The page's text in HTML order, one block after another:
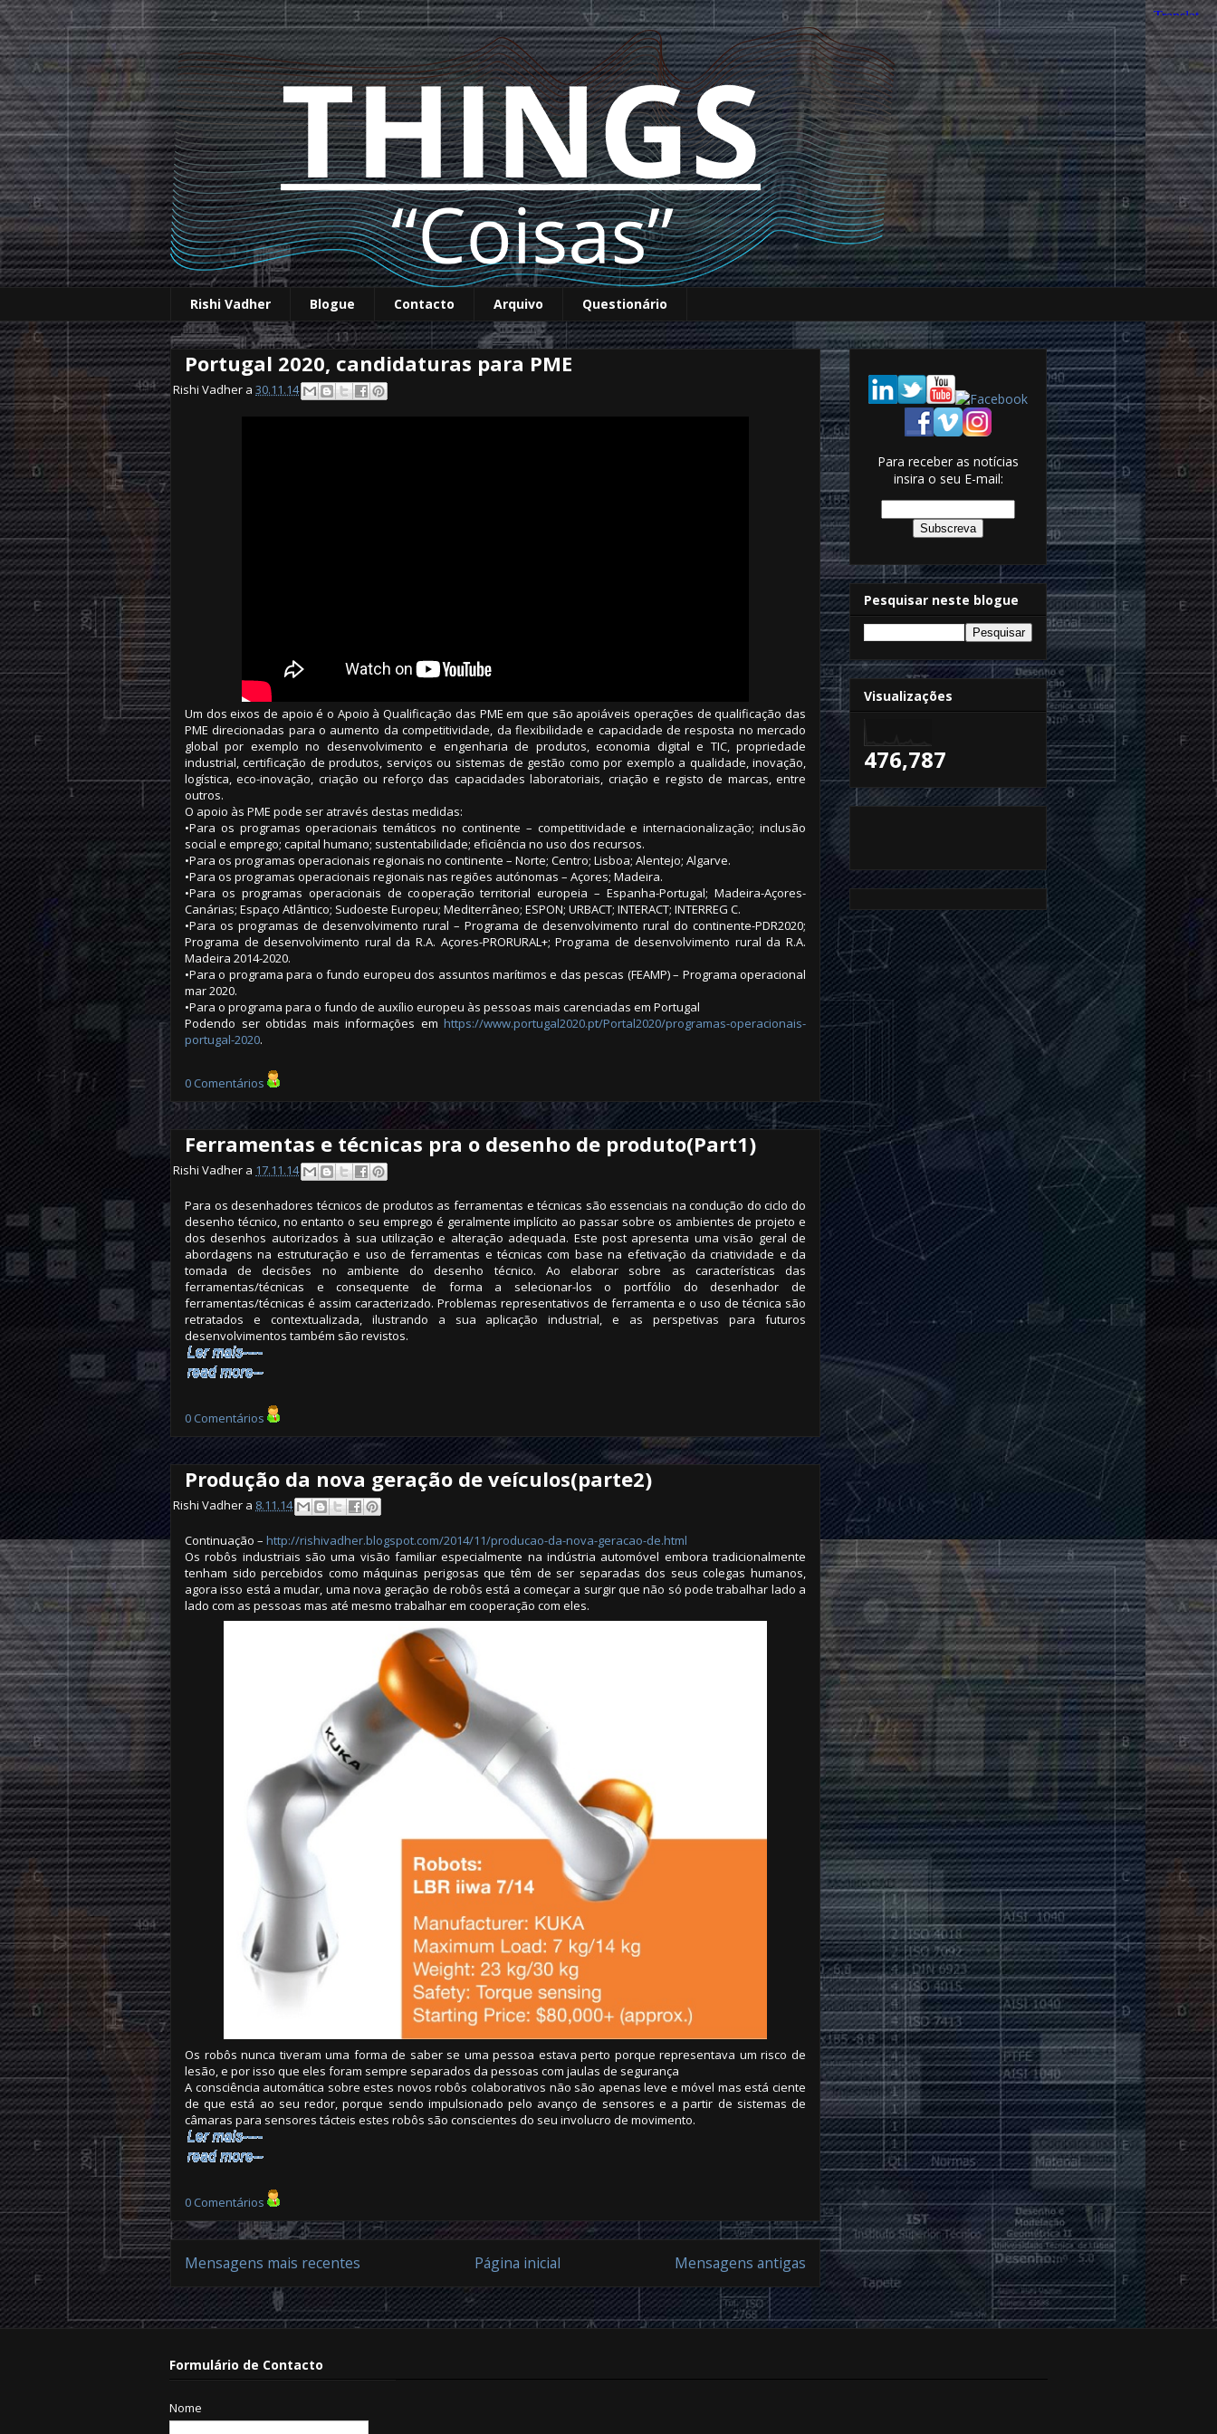
Rishi Vadher Blogue Contacto Arquivo Questionário
Portugal 2020, candidaturas para PME
Rishi Vadher a 30.11.14
Um dos eixos de apoio é o Apoio à Qualificação das PME em que são apoiáveis operações de qualificação das
PME direcionadas para o aumento da competitividade, da flexibilidade e capacidade de resposta no mercado
global por exemplo no desenvolvimento e engenharia de produtos, economia digital e TIC, propriedade
industrial, certificação de produtos, serviços ou sistemas de gestão como por exemplo a qualidade, inovação,
logística, eco-inovação, criação ou reforço das capacidades laboratoriais, criação e registo de marcas, entre
outros.
O apoio às PME pode ser através destas medidas:
•Para os programas operacionais temáticos no continente – competitividade e internacionalização; inclusão
social e emprego; capital humano; sustentabilidade; eficiência no uso dos recursos.
•Para os programas operacionais regionais no continente – Norte; Centro; Lisboa; Alentejo; Algarve.
•Para os programas operacionais regionais nas regiões autónomas – Açores; Madeira.
•Para os programas operacionais de cooperação territorial europeia – Espanha-Portugal; Madeira-Açores-
Canárias; Espaço Atlântico; Sudoeste Europeu; Mediterrâneo; ESPON; URBACT; INTERACT; INTERREG C.
•Para os programas de desenvolvimento rural – Programa de desenvolvimento rural do continente-PDR2020;
Programa de desenvolvimento rural da R.A. Açores-PRORURAL+; Programa de desenvolvimento rural da R.A.
Madeira 2014-2020.
•Para o programa para o fundo europeu dos assuntos marítimos e das pescas (FEAMP) – Programa operacional
mar 2020.
•Para o programa para o fundo de auxílio europeu às pessoas mais carenciadas em Portugal
Podendo ser obtidas mais informações em https://www.portugal2020.pt/Portal2020/programas-operacionais-
portugal-2020.
0 Comentários
Ferramentas e técnicas pra o desenho de produto(Part1)
Rishi Vadher a 17.11.14
Para os desenhadores técnicos de produtos as ferramentas e técnicas são essenciais na condução do ciclo do
desenho técnico, no entanto o seu emprego é geralmente implícito ao passar sobre os ambientes de projeto e
dos desenhos autorizados à sua utilização e alteração adequada. Este post apresenta uma visão geral de
abordagens na estruturação e uso de ferramentas e técnicas com base na efetivação da criatividade e da
tomada de decisões no ambiente do desenho técnico. Ao elaborar sobre as características das
ferramentas/técnicas e consequente de forma a selecionar-los o portfólio do desenhador de
ferramentas/técnicas é assim caracterizado. Problemas representativos de ferramenta e o uso de técnica são
retratados e contextualizada, ilustrando a sua aplicação industrial, e as perspetivas para futuros
desenvolvimentos também são revistos.
0 Comentários
Produção da nova geração de veículos(parte2)
Rishi Vadher a 8.11.14
Continuação – http://rishivadher.blogspot.com/2014/11/producao-da-nova-geracao-de.html
Os robôs industriais são uma visão familiar especialmente na indústria automóvel embora tradicionalmente
tenham sido percebidos como máquinas perigosas que têm de ser separadas dos seus colegas humanos,
agora isso está a mudar, uma nova geração de robôs está a começar a surgir que não só pode trabalhar lado a
lado com as pessoas mas até mesmo trabalhar em cooperação com eles.
Os robôs nunca tiveram uma forma de saber se uma pessoa estava perto porque representava um risco de
lesão, e por isso que eles foram sempre separados da pessoas com jaulas de segurança
A consciência automática sobre estes novos robôs colaborativos não são apenas leve e móvel mas está ciente
de que está ao seu redor, porque sendo impulsionado pelo avanço de sensores e a partir de sistemas de
câmaras para sensores tácteis estes robôs são conscientes do seu involucro de movimento.
0 Comentários
Mensagens mais recentes Mensagens antigas
Página inicial
Para receber as notícias
insira o seu E-mail:
Pesquisar neste blogue
Visualizações
476,787
Formulário de Contacto
Nome